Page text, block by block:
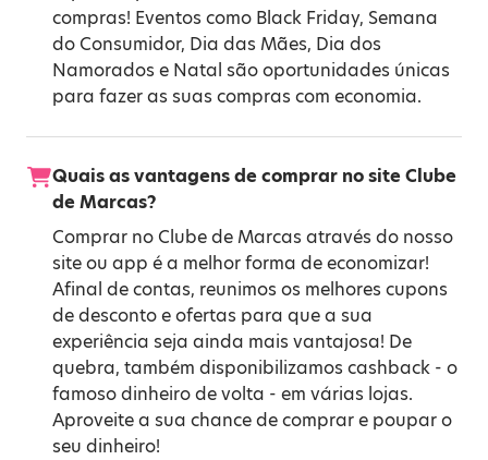
compras! Eventos como Black Friday, Semana
do Consumidor, Dia das Mães, Dia dos
Namorados e Natal são oportunidades únicas
para fazer as suas compras com economia.
Quais as vantagens de comprar no site Clube
de Marcas?
Comprar no Clube de Marcas através do nosso
site ou app é a melhor forma de economizar!
Afinal de contas, reunimos os melhores cupons
de desconto e ofertas para que a sua
experiência seja ainda mais vantajosa! De
quebra, também disponibilizamos cashback - o
famoso dinheiro de volta - em várias lojas.
Aproveite a sua chance de comprar e poupar o
seu dinheiro!